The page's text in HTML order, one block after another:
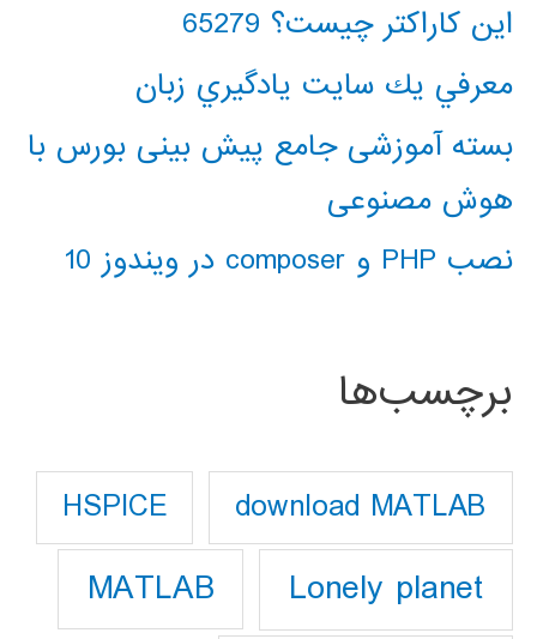
این کاراکتر چیست؟ 65279
معرفي يك سايت يادگيري زبان
بسته آموزشی جامع پیش بینی بورس با
هوش مصنوعی
نصب PHP و composer در ویندوز 10
برچسب‌ها
download MATLAB
HSPICE
Lonely planet
MATLAB